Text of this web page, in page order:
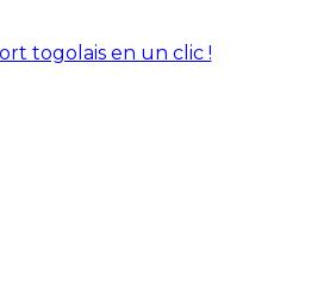
togolais en un clic !